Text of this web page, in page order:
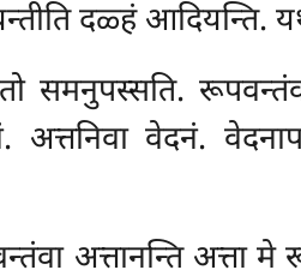
दळ्हं आदियन्ति.
समनुपस्सति.
अत्तनिवा वेदनं.
अत्तानन्ति अत्ता मे